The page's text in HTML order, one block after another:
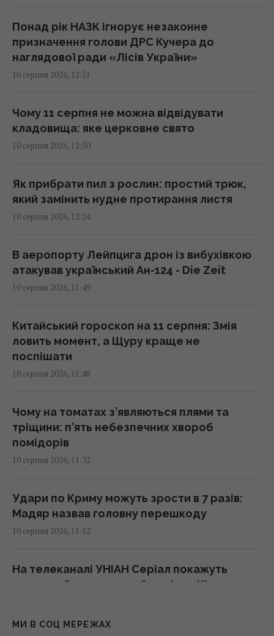
12:26 понеділок, 10 серпня 2026
Від’ємне зростання нафтогазових доходів
РФ
РФ атакує українські порти покращеними
"Геранями": Forbes пояснив їхню небезпеку
У Римі від спеки рятуються під землею, -
The Independent (фото)
Під час зарядки електромобіля вдома
втрачається до чверті електроенергії
На українців чекає перепочинок від спеки:
прогноз на тиждень
12:00 понеділок, 10 серпня 2026
5 найбільш невибагливих кімнатних рослин:
красиві й не потребують догляду
12:00 понеділок, 10 серпня 2026
українська блогерка потрапила в аварію
11:45 понеділок, 10 серпня 2026
для серця
Авіарейс у Канаді скасували з незвичної
Понад рік НАЗК ігнорує незаконне
призначення голови ДРС Кучера до
наглядової ради «Лісів України»
10 серпня 2026, 12:51
Чому 11 серпня не можна відвідувати
кладовища: яке церковне свято
10 серпня 2026, 12:50
Як прибрати пил з рослин: простий трюк,
який замінить нудне протирання листя
10 серпня 2026, 12:24
В аеропорту Лейпцига дрон із вибухівкою
атакував український Ан-124 - Die Zeit
10 серпня 2026, 11:49
Китайський гороскоп на 11 серпня: Змія
ловить момент, а Щуру краще не
поспішати
10 серпня 2026, 11:48
Чому на томатах з’являються плями та
тріщини: п’ять небезпечних хвороб
помідорів
10 серпня 2026, 11:32
Удари по Криму можуть зрости в 7 разів:
Мадяр назвав головну перешкоду
10 серпня 2026, 11:12
На телеканалі УНІАН Серіал покажуть
культовий детективний серіал «Кістки»:
МИ В СОЦ МЕРЕЖАХ